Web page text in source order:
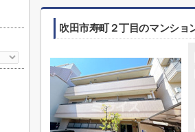
吹田市寿町２丁目のマンショ